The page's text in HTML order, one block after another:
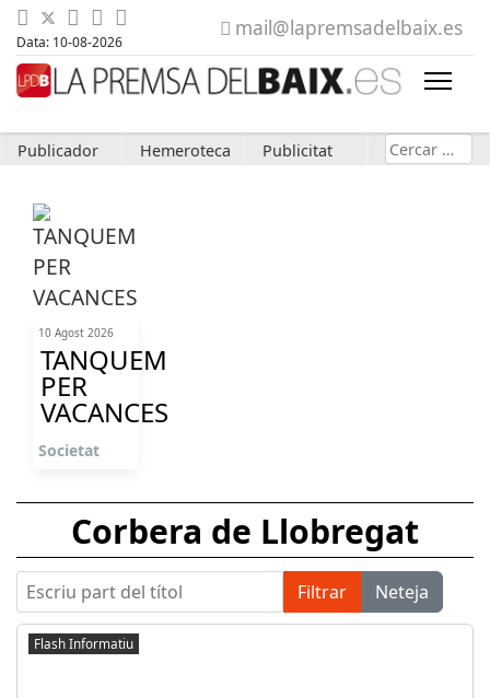
Data: 10-08-2026
mail@lapremsadelbaix.es
Publicador Hemeroteca Publicitat Cerca
10 Agost 2026
TANQUEM
PER
VACANCES
Societat
Corbera de Llobregat
Escriu part del títol Filtrar Neteja
Flash Informatiu